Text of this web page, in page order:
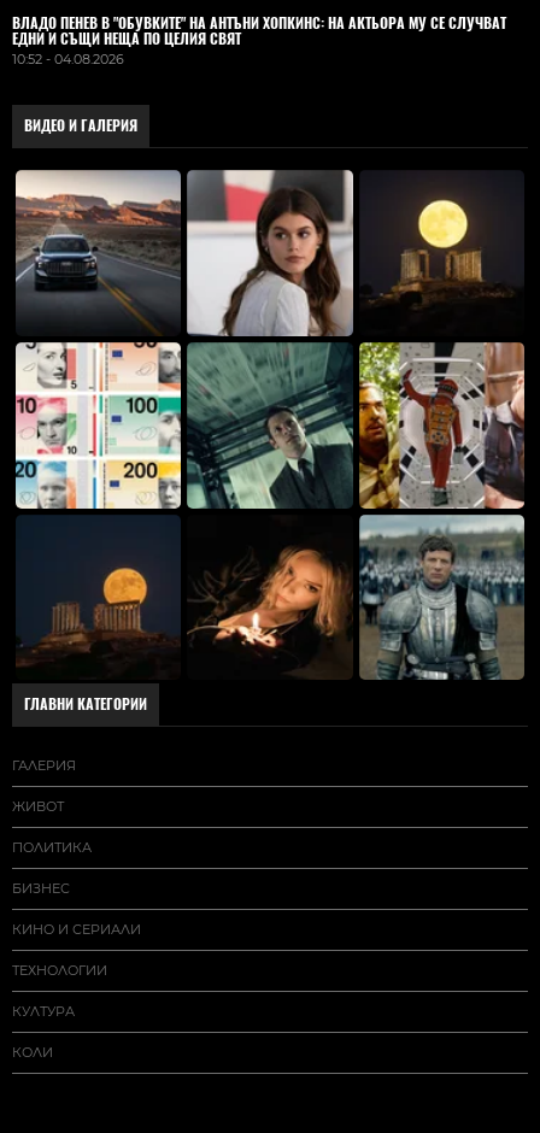
ВЛАДO ПЕНЕВ В "ОБУВКИТЕ" НА АНТЪНИ ХОПКИНС: НА АКТЬОРА МУ СЕ СЛУЧВАТ
ЕДНИ И СЪЩИ НЕЩА ПО ЦЕЛИЯ СВЯТ
10:52 - 04.08.2026
ВИДЕО И ГАЛЕРИЯ
ГЛАВНИ КАТЕГОРИИ
ГАЛЕРИЯ
ЖИВОТ
ПОЛИТИКА
БИЗНЕС
КИНО И СЕРИАЛИ
ТЕХНОЛОГИИ
КУЛТУРА
КОЛИ